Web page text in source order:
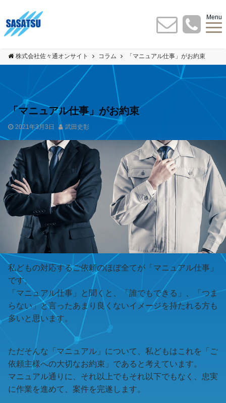
Menu
株式会社佐々通オンサイト コラム 「マニュアル仕事」がお約束
「マニュアル仕事」がお約束
2021年3月3日 武田史彰
私どもの対応するご依頼のほぼ全てが「マニュアル仕事」
です。
「マニュアル仕事」と聞くと、「誰でもできる」、「つま
らない」と言ったあまり良くないイメージを持たれる方も
多いと思います。
ただそんな「マニュアル」について、私どもはこれを「ご
依頼主様への大切なお約束」であると考えています。
マニュアル通りに、それ以上でもそれ以下でもなく、忠実
に作業を進めて、案件を完遂します。